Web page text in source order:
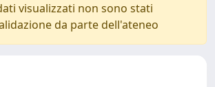
visualizzati non sono stati
da parte dell'ateneo